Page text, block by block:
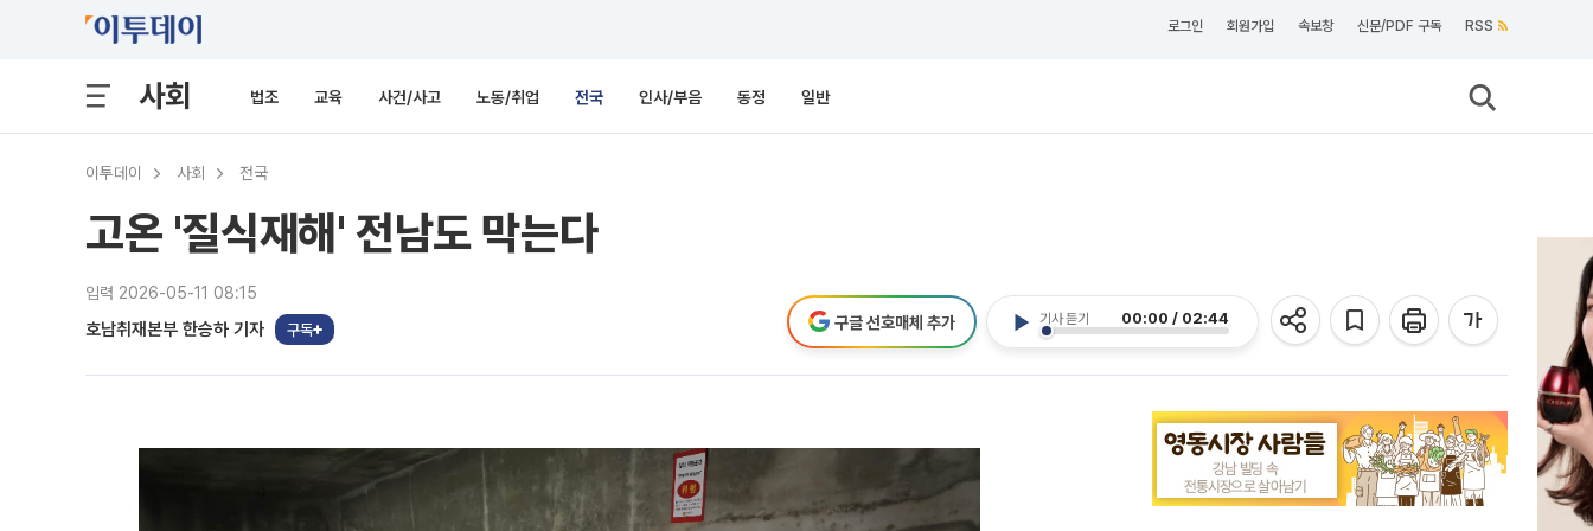
로그인 회원가입 속보창 신문/PDF 구독 RSS
사회 법조 교육 사건/사고 노동/취업 전국 인사/부음 동정 일반
이투데이 사회 전국
고온 '질식재해' 전남도 막는다
입력 2026-05-11 08:15
호남취재본부 한승하 기자 구독
기사 듣기 00:00 / 02:44
구글 선호매체 추가